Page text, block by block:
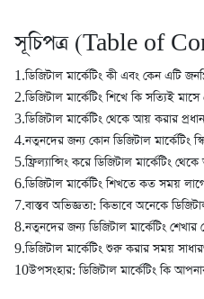
সূচিপত্র (Table of
1.ডিজিটাল মার্কেটিং কী এবং কেন এটি
2.ডিজিটাল মার্কেটিং শিখে কি সত্যিই
3.ডিজিটাল মার্কেটিং থেকে আয় করার
4.নতুনদের জন্য কোন ডিজিটাল মার্কেটিং
5.ফ্রিল্যান্সিং করে ডিজিটাল মার্কেটিং
6.ডিজিটাল মার্কেটিং শিখতে কত সময়
7.বাস্তব অভিজ্ঞতা: কিভাবে অনেকে
8.নতুনদের জন্য ডিজিটাল মার্কেটিং শেখার
9.ডিজিটাল মার্কেটিং শুরু করার সময়
10উপসংহার: ডিজিটাল মার্কেটিং কি